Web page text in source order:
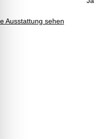
Ausstattung sehen